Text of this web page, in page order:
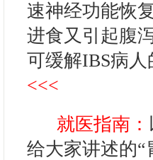
速神经功能恢
进食又引起腹
可缓解IBS病人
<<<
就医指南：
给大家讲述的